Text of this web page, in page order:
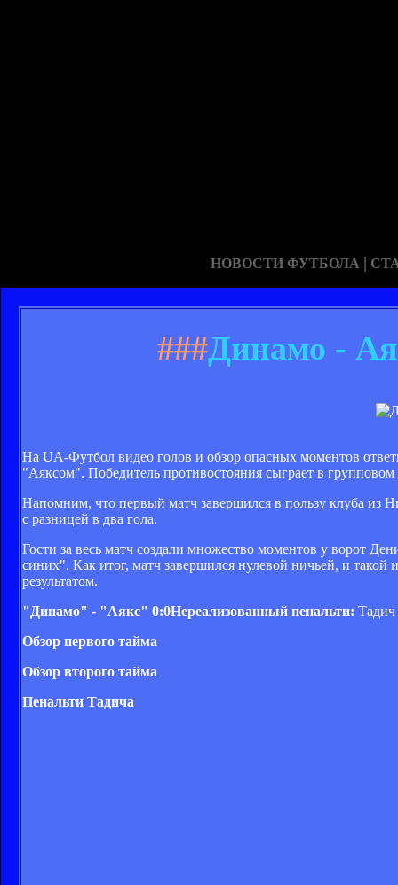
НОВОСТИ ФУТБОЛА |
###Динамо -
На UA-Футбол видео голов и обзор опасных моментов
"Аяксом". Победитель противостояния сыграет в
Напомним, что первый матч завершился в пользу клуба из
с разницей в два гола.
Гости за весь матч создали множество моментов у ворот
синих". Как итог, матч завершился нулевой ничьей, и
результатом.
"Динамо" - "Аякс" 0:0Нереализованный пенальти: Тадич
Обзор первого тайма
Обзор второго тайма
Пенальти Тадича